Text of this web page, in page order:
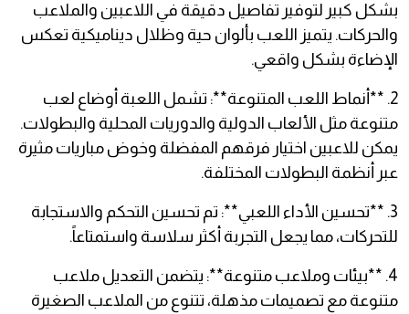
بشكل كبير لتوفير تفاصيل دقيقة في اللاعبين والملاعب
والحركات. يتميز اللعب بألوان حية وظلال ديناميكية تعكس
الإضاءة بشكل واقعي.
2. **أنماط اللعب المتنوعة**: تشمل اللعبة أوضاع لعب
متنوعة مثل الألعاب الدولية والدوريات المحلية والبطولات.
يمكن للاعبين اختيار فرقهم المفضلة وخوض مباريات مثيرة
عبر أنظمة البطولات المختلفة.
3. **تحسين الأداء اللعبي**: تم تحسين التحكم والاستجابة
للتحركات، مما يجعل التجربة أكثر سلاسة واستمتاعاً.
4. **بيئات وملاعب متنوعة**: يتضمن التعديل ملاعب
متنوعة مع تصميمات مذهلة، تتنوع من الملاعب الصغيرة